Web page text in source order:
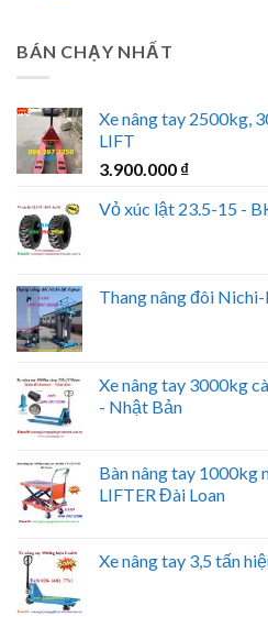
BÁN CHẠY NHẤT
Xe nâng tay 2500kg,
LIFT
3.900.000 ₫
Vỏ xúc lật 23.5-15 -
Thang nâng đôi
Xe nâng tay 3000kg
- Nhật Bản
Bàn nâng tay 1000kg
LIFTER Đài Loan
Xe nâng tay 3,5 tấn